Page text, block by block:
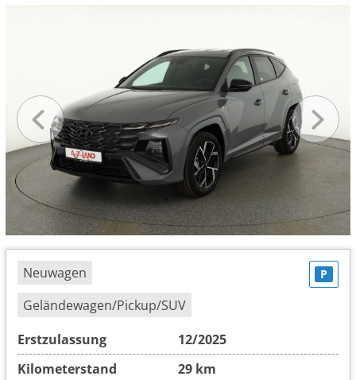
Neuwagen
Geländewagen/Pickup/SUV
P
Erstzulassung
12/2025
Kilometerstand
29 km